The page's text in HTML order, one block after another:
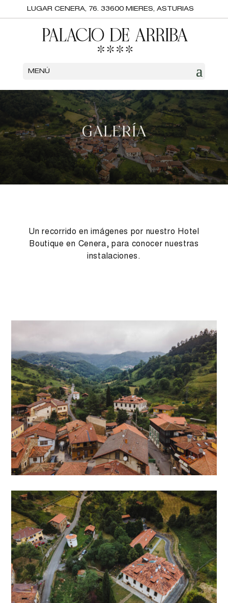
LUGAR CENERA, 76. 33600 MIERES, ASTURIAS
MENÚ
GALERÍA
Un recorrido en imágenes por nuestro Hotel
Boutique en Cenera, para conocer nuestras
instalaciones.